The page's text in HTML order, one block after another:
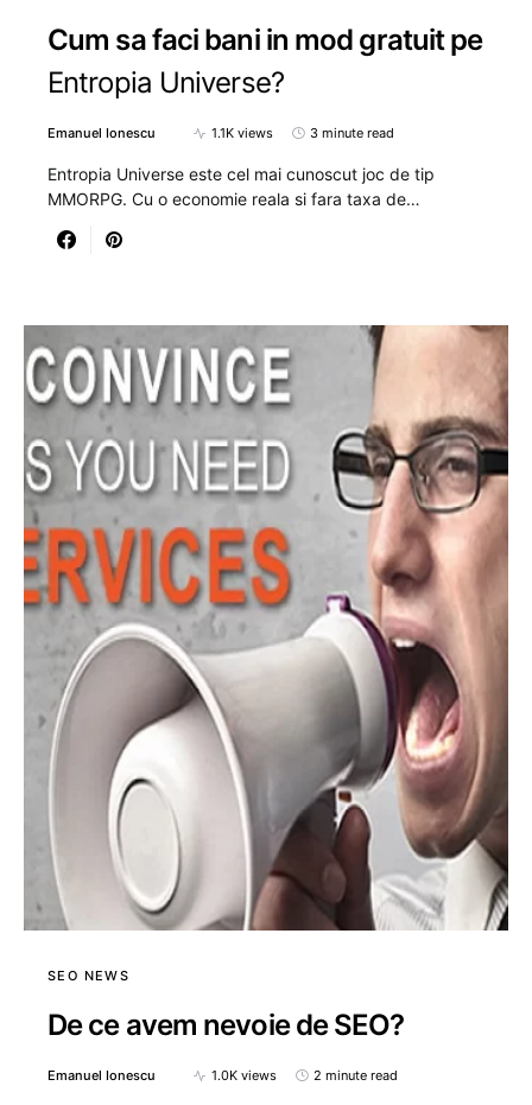
Cum sa faci bani in mod gratuit pe
Entropia Universe?
Emanuel Ionescu 1.1K views 3 minute read
Entropia Universe este cel mai cunoscut joc de tip
MMORPG. Cu o economie reala si fara taxa de…
SEO NEWS
De ce avem nevoie de SEO?
Emanuel Ionescu 1.0K views 2 minute read